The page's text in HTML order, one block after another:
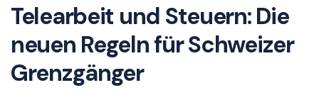
Telearbeit und Steuern: Die
neuen Regeln für Schweizer
Grenzgänger